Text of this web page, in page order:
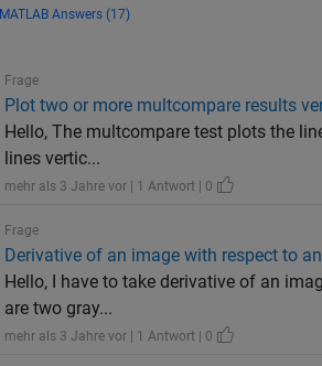
MATLAB Answers (17)
Frage
Plot two or more multcompare results
Hello, The multcompare test plots the
lines vertic...
mehr als 3 Jahre vor | 1 Antwort | 0
Frage
Derivative of an image with respect to
Hello, I have to take derivative of an
are two gray...
mehr als 3 Jahre vor | 1 Antwort | 0